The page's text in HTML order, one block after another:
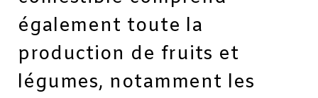
également toute la
production de fruits et
légumes, notamment les